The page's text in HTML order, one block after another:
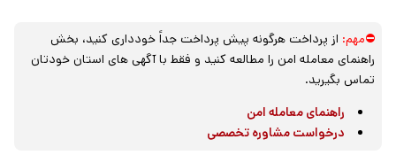
⛔مهم: از پرداخت هرگونه پیش پرداخت جداً خودداری کنید، بخش
راهنمای معامله امن را مطالعه کنید و فقط با آگهی های استان خودتان
تماس بگیرید.
راهنمای معامله امن
درخواست مشاوره تخصصی